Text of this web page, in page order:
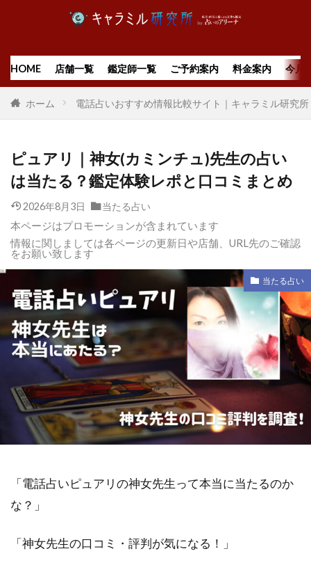
HOME 店舗一覧 鑑定師一覧 ご予約案内 料金案内 今月
ホーム 電話占いおすすめ情報比較サイト｜キャラミル研究所
ピュアリ｜神女(カミンチュ)先生の占い
は当たる？鑑定体験レポと口コミまとめ
2026年8月3日 当たる占い
本ページはプロモーションが含まれています
情報に関しましては各ページの更新日や店舗、URL先のご確認
をお願い致します
当たる占い
「電話占いピュアリの神女先生って本当に当たるのか
な？」
「神女先生の口コミ・評判が気になる！」